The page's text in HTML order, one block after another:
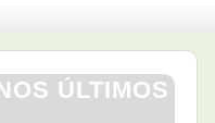
ÚLTIMOS